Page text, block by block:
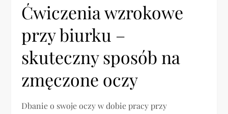
Ćwiczenia wzrokowe
przy biurku –
skuteczny sposób na
zmęczone oczy
Dbanie o swoje oczy w dobie pracy przy